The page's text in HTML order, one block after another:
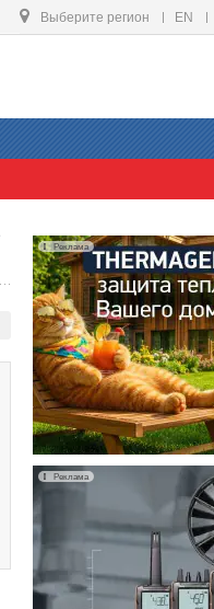
Выберите регион EN
Реклама
Реклама